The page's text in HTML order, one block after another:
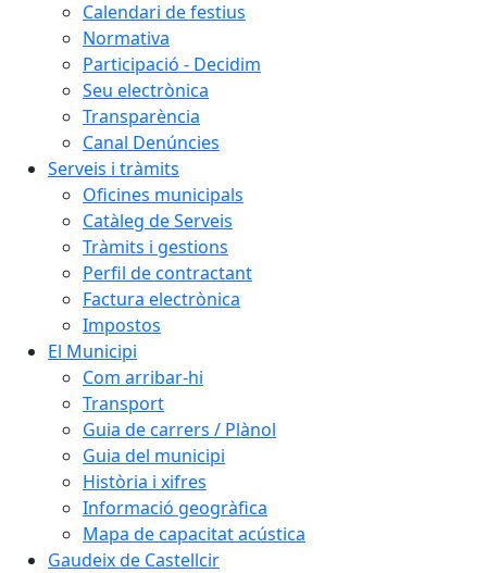
Calendari de festius
Normativa
Participació - Decidim
Seu electrònica
Transparència
Canal Denúncies
Serveis i tràmits
Oficines municipals
Catàleg de Serveis
Tràmits i gestions
Perfil de contractant
Factura electrònica
Impostos
El Municipi
Com arribar-hi
Transport
Guia de carrers / Plànol
Guia del municipi
Història i xifres
Informació geogràfica
Mapa de capacitat acústica
Gaudeix de Castellcir